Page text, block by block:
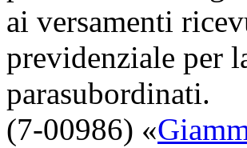
ai versamenti
previdenziale per
parasubordinati.
(7-00986) «